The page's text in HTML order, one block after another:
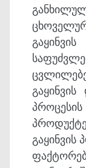
გაყინვის